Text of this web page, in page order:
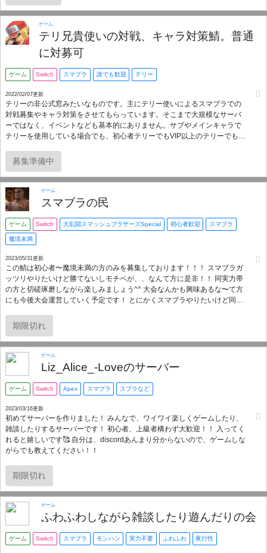
ゲーム
テリ兄貴使いの対戦、キャラ対策鯖。普通
に対募可
ゲーム Switch スマブラ 誰でも歓迎 テリー
2022/02/07更新
テリーの非公式窓みたいなものです。主にテリー使いによるスマブラでの
対戦募集やキャラ対策をさせてもらっています。そこまで大規模なサーバ
ーではなく、イベントなども基本的にありません。サブやメインキャラで
テリーを使用している場合でも、初心者テリーでもVIP以上のテリーでも、
TVが務めさせております。サーバーの質問等受け付けていますので、お困
りの際はご質問頂ければ返信致します。ただ私学生の為、返信が少し遅れ
る場合があります(笑) Twitterをしている場合は主私にDMで問い合わせても
かまいません。同じ名前でやってるので。一応言っときますと私のテリー
は1070万程です。
募集準備中
ゲーム
スマブラの民
ゲーム Switch 大乱闘スマッシュブラザーズSpecial 初心者歓迎 スマブラ
魔境未満
2023/05/31更新
この鯖は初心者〜魔境未満の方のみを募集しております！！！ スマブラガ
ッツリやりたいけど勝てないしモチベが、、なんて方に是非！！ 同実力帯
の方と切磋琢磨しながら楽しみましょう^^ 大会なんかも興味あるな〜て方
にも今後大会運営していく予定です！ とにかくスマブラやりたいけど同じ
チームにも付き合ってω･)|ω･)|ω･) ※鯖コンセプトを守る為に魔境未満では
無いと判断した方には確認をさせて頂きます。ご了承ください。
期限切れ
ゲーム
Liz_Alice_-Loveのサーバー
ゲーム Switch Apex スマブラ スプラなど
2023/03/16更新
初めてサーバーを作りました！ みんなで、ワイワイ楽しくゲームしたり、
雑談したりするサーバーです！ 初心者、上級者構わず大歓迎！！ 入ってく
れると嬉しいです🥰 自分は、discordあんまり分からないので、ゲームしな
がらでも教えてください！！
期限切れ
ゲーム
ふわふわしながら雑談したり遊んだりの会
ゲーム Switch スマブラ モンハン 実力不要 ふわふわ 夜行性